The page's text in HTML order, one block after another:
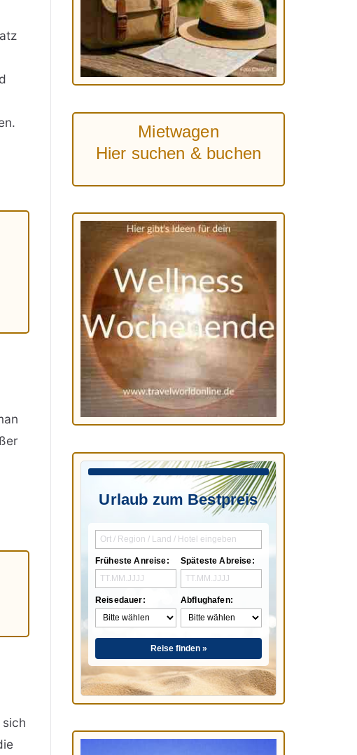
Mietwagen
Hier suchen & buchen
Urlaub zum Bestpreis
Früheste Anreise:
Reisedauer:
Späteste Abreise:
Abflughafen:
Reise finden »